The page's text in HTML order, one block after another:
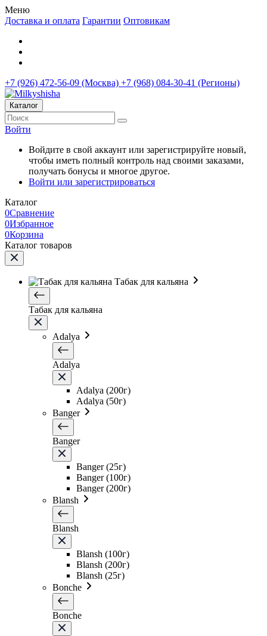
Меню
Доставка и оплата Гарантии Оптовикам
+7 (926) 472-56-09 (Москва) +7 (968) 084-30-41 (Регионы)
Каталог
Войти
Войдите в свой аккаунт или зарегистрируйте новый,
чтобы иметь полный контроль над своими заказами,
получать бонусы и многое другое.
Войти или зарегистрироваться
Каталог
0Сравнение
0Избранное
0Корзина
Каталог товаров
Табак для кальяна
Табак для кальяна
Adalya
Adalya
Adalya (200г)
Adalya (50г)
Banger
Banger
Banger (25г)
Banger (100г)
Banger (200г)
Blansh
Blansh
Blansh (100г)
Blansh (200г)
Blansh (25г)
Bonche
Bonche